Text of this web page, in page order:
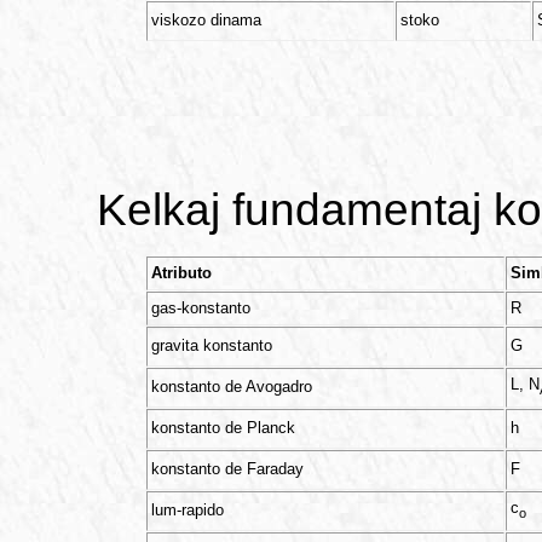
viskozo dinama stoko
Kelkaj fundamentaj
Atributo
gas-konstanto R
gravita konstanto G
konstanto de Avogadro L, N
konstanto de Planck h
konstanto de Faraday F
lum-rapido co